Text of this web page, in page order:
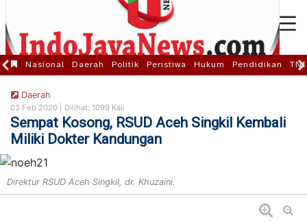
Nasional Daerah Politik Peristiwa Hukum Pendidikan
Daerah
03 Feb 2020 | Dilihat: 1099 Kali
Sempat Kosong, RSUD Aceh Singkil Kembali
Miliki Dokter Kandungan
Direktur RSUD Aceh Singkil, dr. Khuzaini.